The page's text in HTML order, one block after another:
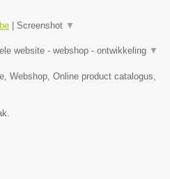
Screenshot ▼
website - webshop - ontwikkeling ▼
Webshop, Online product catalogus,